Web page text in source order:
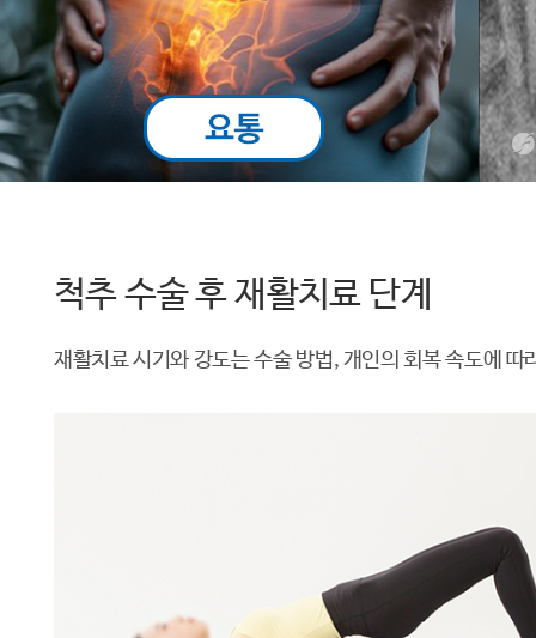
척추 수술 후 재활치료 단계
재활치료 시기와 강도는 수술 방법, 개인의 회복 속도에